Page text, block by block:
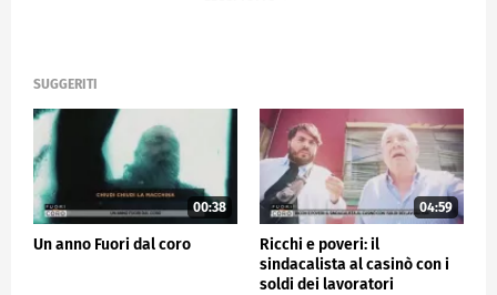
SUGGERITI
00:38
Un anno Fuori dal coro
04:59
Ricchi e poveri: il
sindacalista al casinò con i
soldi dei lavoratori